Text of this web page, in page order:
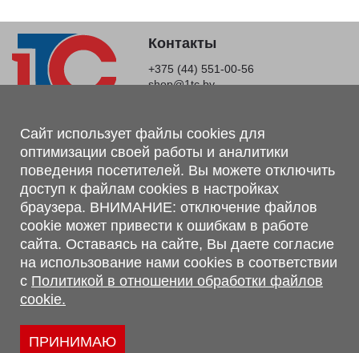
Контакты
+375 (44) 551-00-56
shop@1tc.by
Магазин, склад
г. Минск, Минский р-н, п. Привольный, ул. Мира, 20А,
223062
г. Брест, ул. Лейтенанта Рябцева, 108 В, 224701
Обращаем Ваше внимание, что вся предоставленная на сайте
информация, касающаяся комплектаций, технических
характеристик, цветовых сочетаний, а также стоимости и
сервисного обслуживания носит информационный характер и
не является публичной офертой, определяемой п.2 ст.407
Гражданского кодекса Республики Беларусь.
Политика обработки персональных данных
Политикой в отношении обработки файлов cookie.
Сайт использует файлы cookies для
оптимизации своей работы и аналитики
поведения посетителей. Вы можете отключить
доступ к файлам cookies в настройках
браузера. ВНИМАНИЕ: отключение файлов
cookie может привести к ошибкам в работе
сайта. Оставаясь на сайте, Вы даете согласие
на использование нами cookies в соответствии
с Политикой в отношении обработки файлов
cookie.
ПРИНИМАЮ